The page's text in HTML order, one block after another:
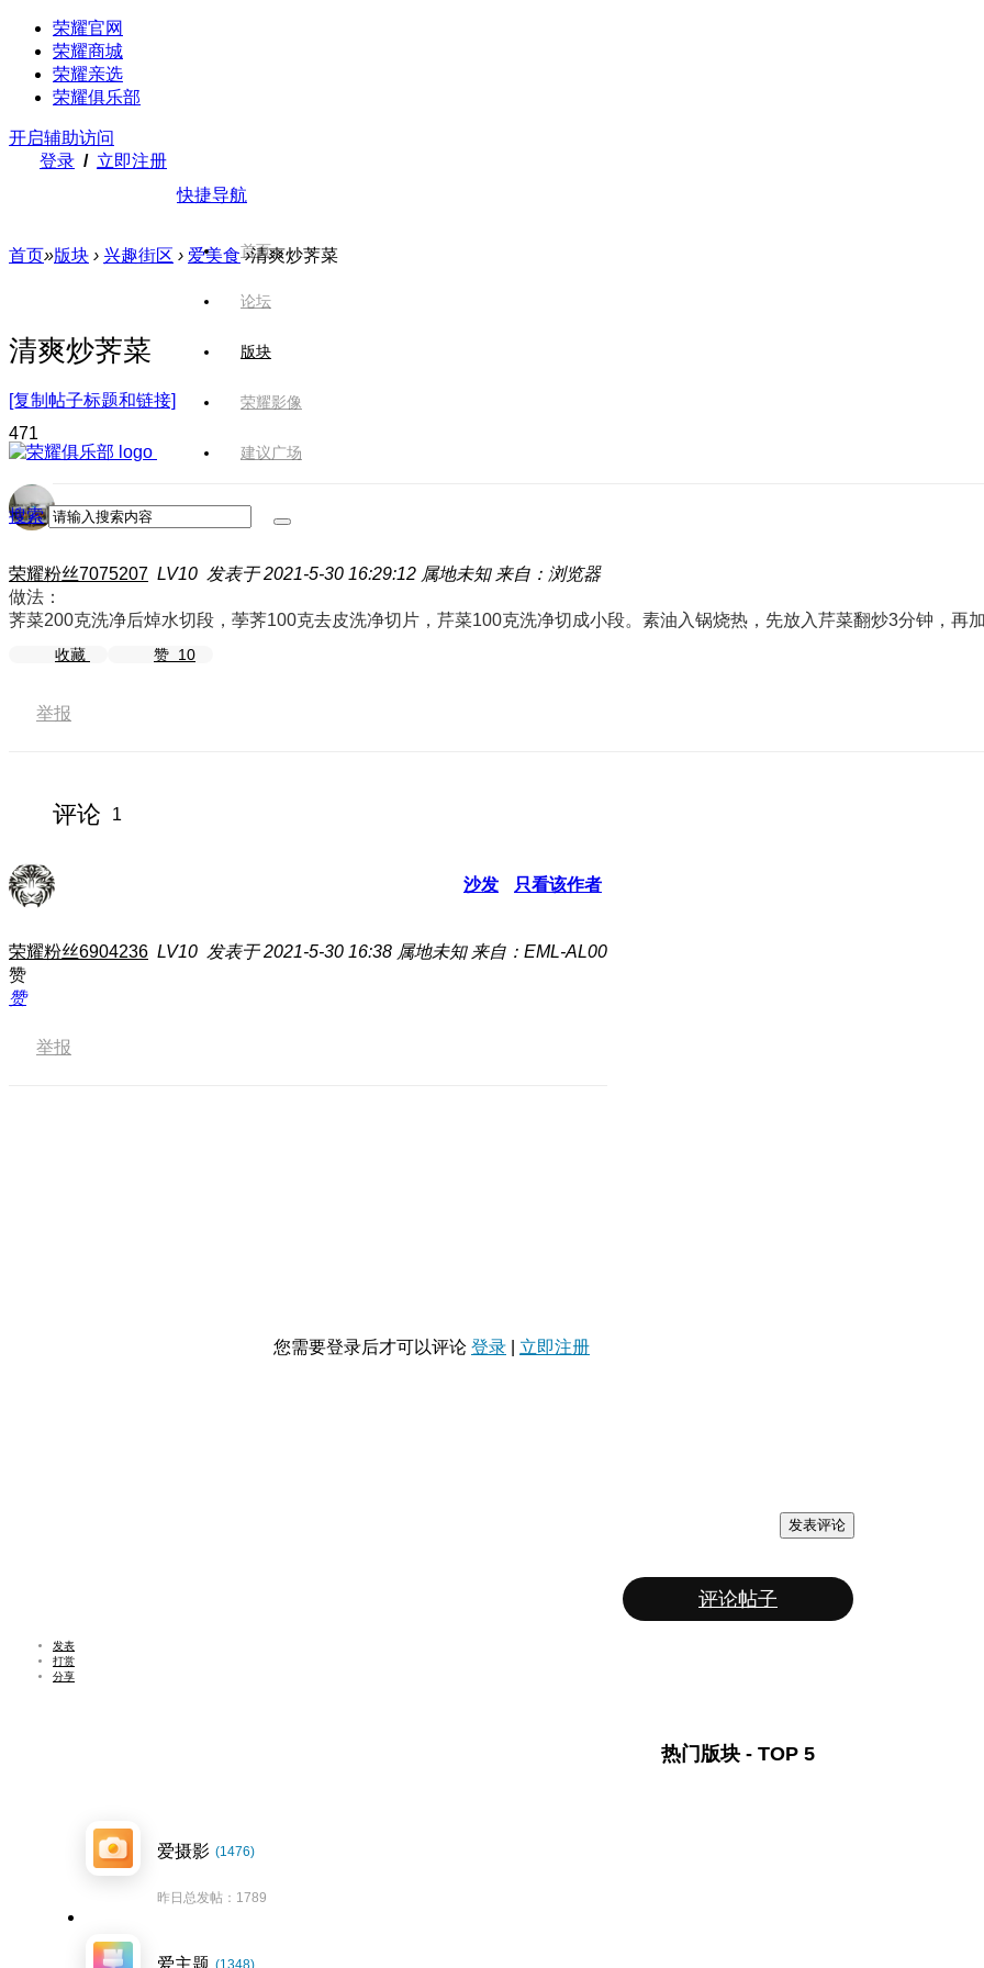
荣耀官网
荣耀商城
荣耀亲选
荣耀俱乐部
开启辅助访问
登录 / 立即注册
快捷导航
首页
论坛
版块
荣耀影像
建议广场
搜索
首页»版块 › 兴趣街区 › 爱美食 ›清爽炒荠菜
清爽炒荠菜
[复制帖子标题和链接]
471
荣耀粉丝7075207 LV10 发表于 2021-5-30 16:29:12 属地未知 来自：浏览器
做法：
荠菜200克洗净后焯水切段，荸荠100克去皮洗净切片，芹菜100克洗净切成小段。素油入锅烧热，先放入芹菜翻炒3分钟，再
收藏 赞 10
举报
评论 1
沙发 只看该作者
荣耀粉丝6904236 LV10 发表于 2021-5-30 16:38 属地未知 来自：EML-AL00
赞
赞
举报
您需要登录后才可以评论 登录 立即注册
发表评论
评论帖子
发表
打赏
分享
热门版块 - TOP 5
爱摄影 (1476)
昨日总发帖：1789
爱主题 (1348)